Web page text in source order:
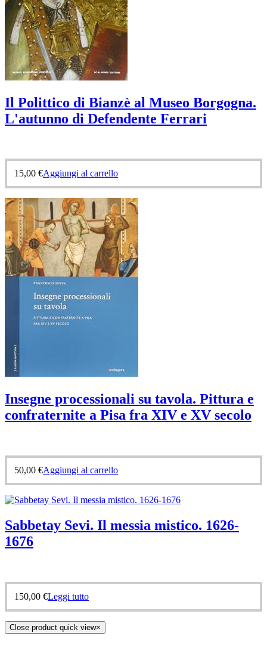
Il Polittico di Bianzè al Museo Borgogna.
L'autunno di Defendente Ferrari
15,00 €Aggiungi al carrello
Insegne processionali su tavola. Pittura e
confraternite a Pisa fra XIV e XV secolo
50,00 €Aggiungi al carrello
Sabbetay Sevi. Il messia mistico. 1626-
1676
150,00 €Leggi tutto
Close product quick view×